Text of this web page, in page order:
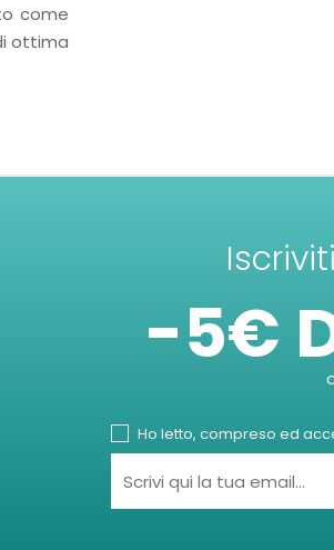
come
ottima
-5€
Ho letto, compreso ed